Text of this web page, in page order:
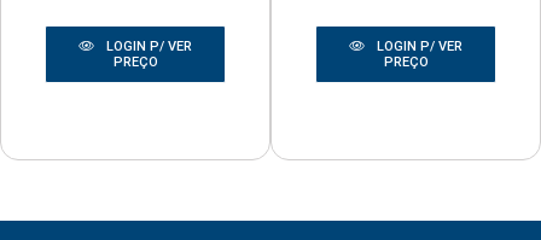
LOGIN P/ VER
PREÇO
LOGIN P/ VER
PREÇO